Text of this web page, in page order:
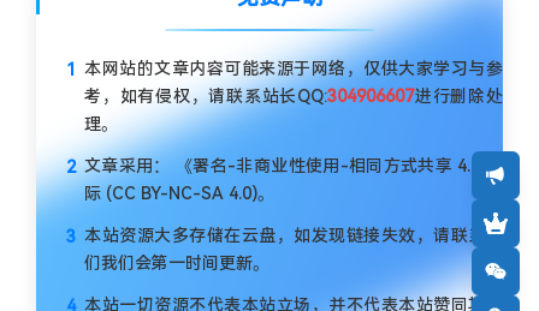
本网站的文章内容可能来源于网络，仅供大家学习与参
考，如有侵权，请联系站长QQ:304906607进行删除处
理。
文章采用： 《署名-非商业性使用-相同方式共享 4.0 国
际 (CC BY-NC-SA 4.0)。
本站资源大多存储在云盘，如发现链接失效，请联系我
们我们会第一时间更新。
本站一切资源不代表本站立场，并不代表本站赞同其观